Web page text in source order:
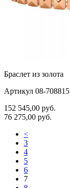
Браслет из золота
Артикул 08-708815
152 545,00 руб.
76 275,00 руб.
<
3
4
5
6
7